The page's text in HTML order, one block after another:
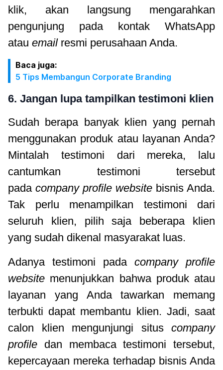
klik, akan langsung mengarahkan
pengunjung pada kontak WhatsApp
atau email resmi perusahaan Anda.
Baca juga:
5 Tips Membangun Corporate Branding
6. Jangan lupa tampilkan testimoni klien
Sudah berapa banyak klien yang pernah
menggunakan produk atau layanan Anda?
Mintalah testimoni dari mereka, lalu
cantumkan testimoni tersebut
pada company profile website bisnis Anda.
Tak perlu menampilkan testimoni dari
seluruh klien, pilih saja beberapa klien
yang sudah dikenal masyarakat luas.
Adanya testimoni pada company profile
website menunjukkan bahwa produk atau
layanan yang Anda tawarkan memang
terbukti dapat membantu klien. Jadi, saat
calon klien mengunjungi situs company
profile dan membaca testimoni tersebut,
kepercayaan mereka terhadap bisnis Anda